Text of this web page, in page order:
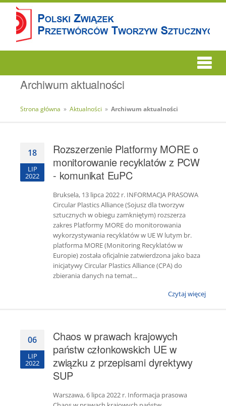
Archiwum aktualności
Strona główna » Aktualności » Archiwum aktualności
18
LIP
2022
Rozszerzenie Platformy MORE o
monitorowanie recyklatów z PCW
- komunikat EuPC
Bruksela, 13 lipca 2022 r. INFORMACJA PRASOWA
Circular Plastics Alliance (Sojusz dla tworzyw
sztucznych w obiegu zamkniętym) rozszerza
zakres Platformy MORE do monitorowania
wykorzystywania recyklatów w UE W lutym br.
platforma MORE (Monitoring Recyklatów w
Europie) została oficjalnie zatwierdzona jako baza
inicjatywy Circular Plastics Alliance (CPA) do
zbierania danych na temat...
Czytaj więcej
06
LIP
2022
Chaos w prawach krajowych
państw członkowskich UE w
związku z przepisami dyrektywy
SUP
Warszawa, 6 lipca 2022 r. Informacja prasowa